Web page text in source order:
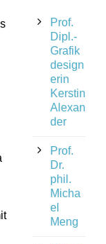
Prof.
Dipl.-
Grafik
design
erin
Kerstin
Alexan
der
Prof.
Dr.
phil.
Micha
el
Meng